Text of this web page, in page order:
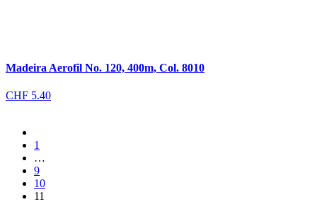
Madeira Aerofil No. 120, 400m, Col. 8010
CHF 5.40
1
…
9
10
11